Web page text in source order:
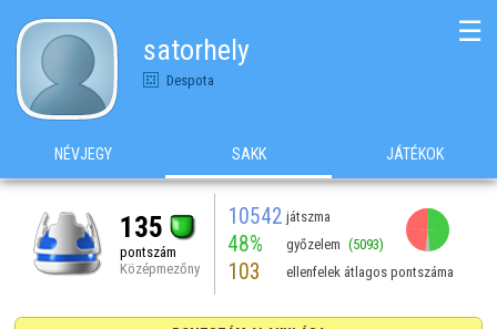
satorhely
Despota
☰
NÉVJEGY SAKK JÁTÉKOK
135
pontszám
Középmezőny
10542 játszma
48% győzelem (5093)
103 ellenfelek átlagos pontszáma